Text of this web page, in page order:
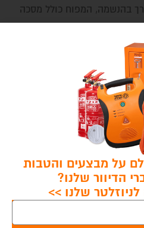
בהנשמה, המפוח כולל מסכה
על מבצעים והטבות
הדיוור שלנו?
שלנו >>